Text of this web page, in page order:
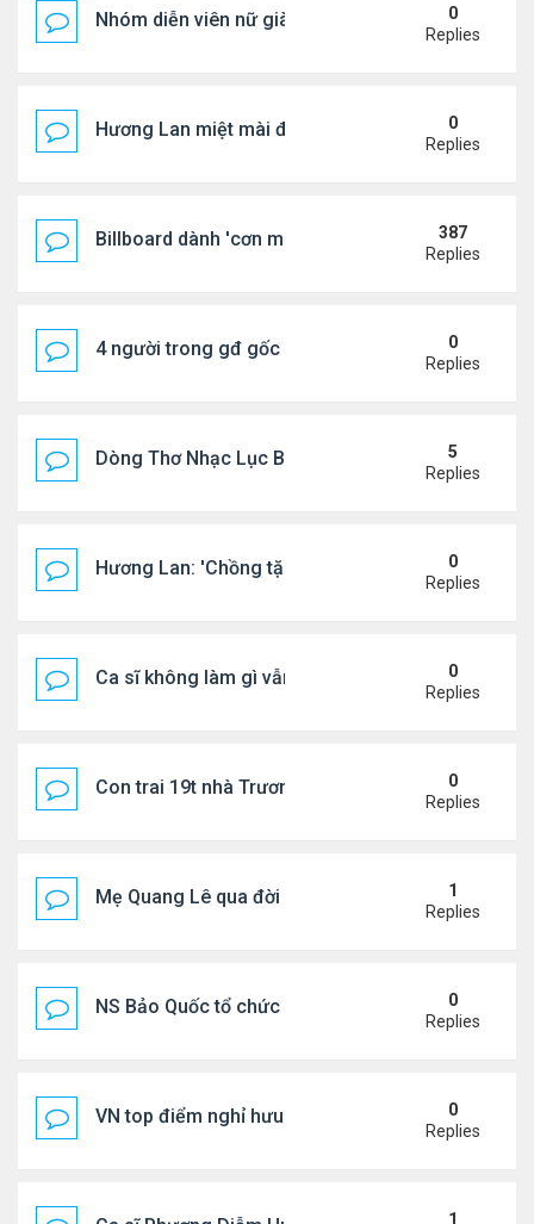
Nhóm diễn viên nữ giàu nhất thế giới
0
Replies
Hương Lan miệt mài đi hát ở tuổi 70
0
Replies
Billboard dành 'cơn mưa' lời khen BTS
387
Replies
4 người trong gđ gốc Việt thiệt mạng vì tai nạn xe
0
Replies
Dòng Thơ Nhạc Lục Bát Trích Đoạn - Gõ Google:
5
Replies
Hương Lan: 'Chồng tặng tôi khu vườn tình yêu'
0
Replies
Ca sĩ không làm gì vẫn kiếm được 400 triệu đồng/
0
Replies
Con trai 19t nhà Trương Bá Chi - Tạ Đình Phong
0
Replies
Mẹ Quang Lê qua đời sau 2 năm đột quỵ. 1
Replies
NS Bảo Quốc tổ chức sn cho bà xã
0
Replies
VN top điểm nghỉ hưu lý tưởng cho người Mỹ
0
Replies
1